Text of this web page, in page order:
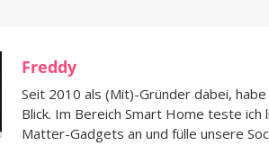
Freddy
Seit 2010 als (Mit)-Gründer dabei,
Blick. Im Bereich Smart Home teste
Matter-Gadgets an und fülle unsere